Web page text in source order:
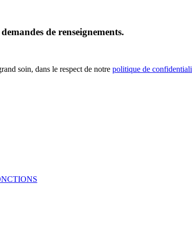
de renseignements.
soin, dans le respect de notre politique de